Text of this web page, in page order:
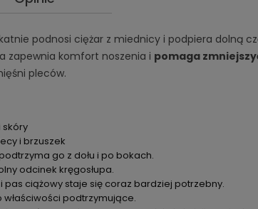
podnosi ciężar z miednicy i podpiera dolną
zapewnia komfort noszenia i pomaga
pleców.
skóry
i brzuszek
go z dołu i po bokach.
odcinek kręgosłupa.
pas ciążowy staje się coraz bardziej potrzebny.
podtrzymujące.